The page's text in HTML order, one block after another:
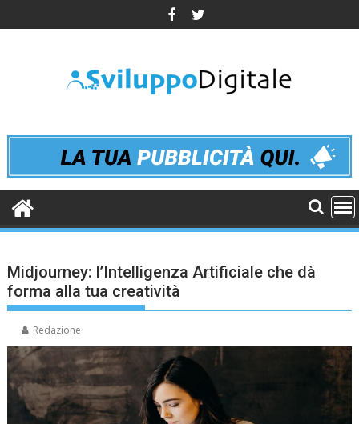
to
Midjourney: l’Intelligenza Artificiale che dà
forma alla tua creatività
Redazione